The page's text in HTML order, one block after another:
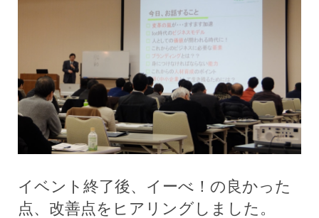
イベント終了後、イーべ！の良かった
点、改善点をヒアリングしました。